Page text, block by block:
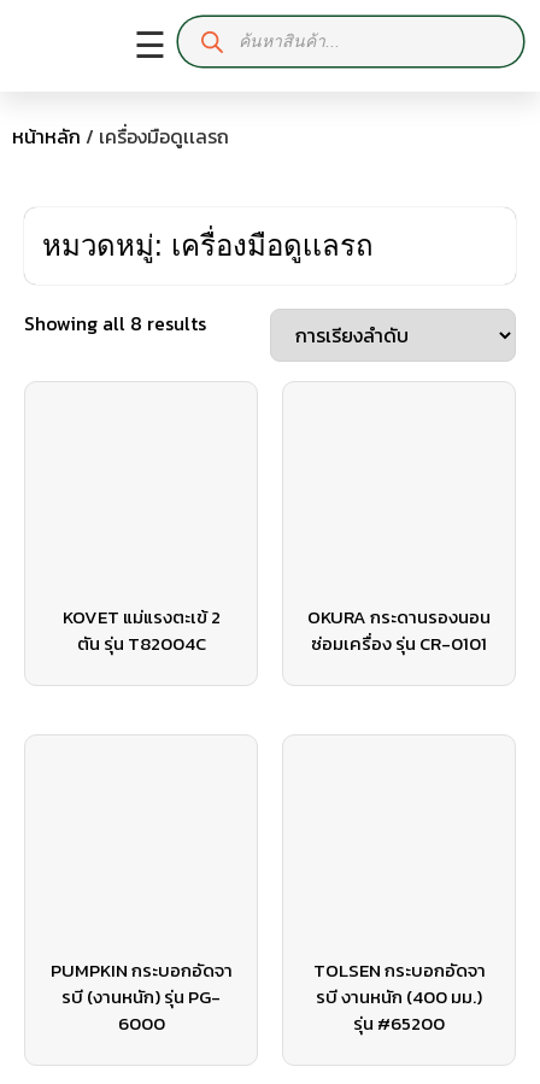
☰
หน้าหลัก / เครื่องมือดูเเลรถ
หมวดหมู่: เครื่องมือดูเเลรถ
Showing all 8 results
KOVET แม่แรงตะเข้ 2
ตัน รุ่น T82004C
OKURA กระดานรองนอน
ซ่อมเครื่อง รุ่น CR-0101
PUMPKIN กระบอกอัดจา
รบี (งานหนัก) รุ่น PG-
6000
TOLSEN กระบอกอัดจา
รบี งานหนัก (400 มม.)
รุ่น #65200